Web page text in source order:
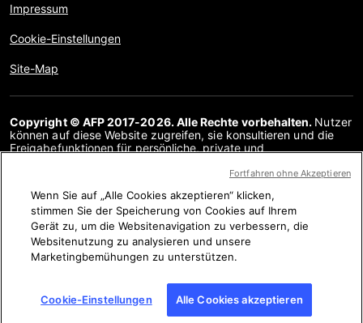
Impressum
Cookie-Einstellungen
Site-Map
Copyright © AFP 2017-2026. Alle Rechte vorbehalten. Nutzer
können auf diese Website zugreifen, sie konsultieren und die
Freigabefunktionen für persönliche, private und
insbesondere jegliche Vervielfältigung, Kommunikation mit der
oder teilweise, für einen anderen Zweck und/oder auf andere
Weise, ist ohne eine spezielle Lizenzvereinbarung mit AFP
streng verboten. Die in den Faktenchecks analysierten Themen
werden nur in soweit dargestellt oder verlinkt, als dies für ein
angemessenes Verständnis der Überprüfung der betreffenden
Informationen erforderlich ist. AFP besitzt keine Lizenz für sie
Wenn Sie auf „Alle Cookies akzeptieren“ klicken,
stimmen Sie der Speicherung von Cookies auf Ihrem
Gerät zu, um die Websitenavigation zu verbessern, die
Websitenutzung zu analysieren und unsere
Marketingbemühungen zu unterstützen.
Cookie-Einstellungen Alle Cookies akzeptieren
Fortfahren ohne Akzeptieren